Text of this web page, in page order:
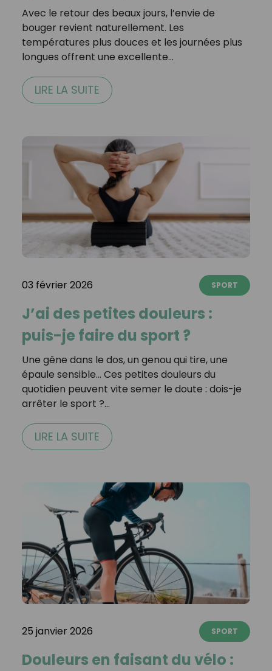
Avec le retour des beaux jours, l’envie de
bouger revient naturellement. Les
températures plus douces et les journées plus
longues offrent une excellente…
LIRE LA SUITE
03 février 2026 SPORT
J’ai des petites douleurs :
puis-je faire du sport ?
Une gêne dans le dos, un genou qui tire, une
épaule sensible… Ces petites douleurs du
quotidien peuvent vite semer le doute : dois-je
arrêter le sport ?…
LIRE LA SUITE
25 janvier 2026 SPORT
Douleurs en faisant du vélo :